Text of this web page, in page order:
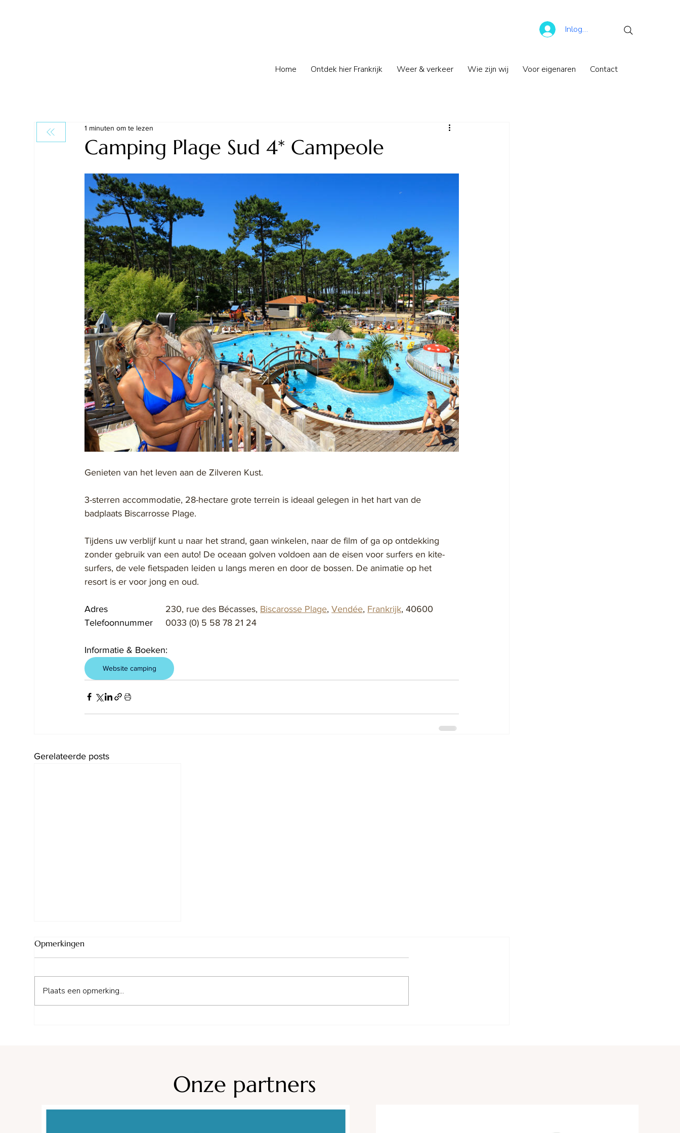
Home Ontdek hier Frankrijk Weer & verkeer Wie zijn wij Voor eigenaren Contact
Inloggen
Camping Plage Sud 4* Campeole
1 minuten om te lezen
Genieten van het leven aan de Zilveren Kust.
3-sterren accommodatie, 28-hectare grote terrein is ideaal gelegen in het hart van de
badplaats Biscarrosse Plage.
Tijdens uw verblijf kunt u naar het strand, gaan winkelen, naar de film of ga op ontdekking
zonder gebruik van een auto! De oceaan golven voldoen aan de eisen voor surfers en kite-
surfers, de vele fietspaden leiden u langs meren en door de bossen. De animatie op het
resort is er voor jong en oud.
230, rue des Bécasses, Biscarosse Plage, Vendée, Frankrijk, 40600
0033 (0) 5 58 78 21 24
Informatie & Boeken:
Website camping
Gerelateerde posts
Opmerkingen
Plaats een opmerking...
Onze partners